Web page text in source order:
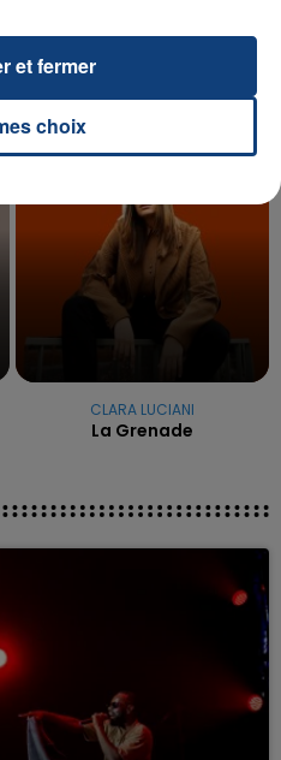
et présenté ses
13h26
13h26
CLARA LUCIANI
La Grenade
choix
et fermer